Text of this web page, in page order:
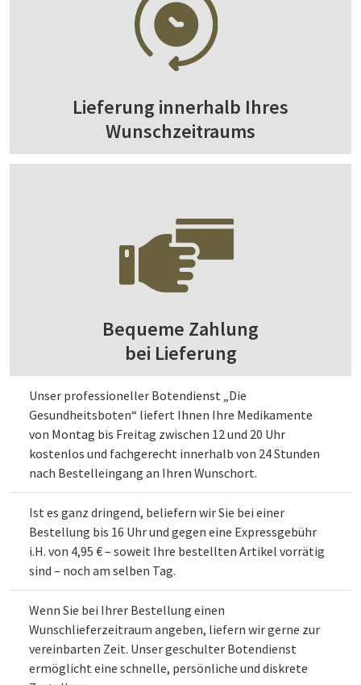
Lieferung innerhalb Ihres
Wunschzeitraums
Bequeme Zahlung
bei Lieferung
Unser professioneller Botendienst „Die
Gesundheitsboten“ liefert Ihnen Ihre Medikamente
von Montag bis Freitag zwischen 12 und 20 Uhr
kostenlos und fachgerecht innerhalb von 24 Stunden
nach Bestelleingang an Ihren Wunschort.
Ist es ganz dringend, beliefern wir Sie bei einer
Bestellung bis 16 Uhr und gegen eine Expressgebühr
i.H. von 4,95 € – soweit Ihre bestellten Artikel vorrätig
sind – noch am selben Tag.
Wenn Sie bei Ihrer Bestellung einen
Wunschlieferzeitraum angeben, liefern wir gerne zur
vereinbarten Zeit. Unser geschulter Botendienst
ermöglicht eine schnelle, persönliche und diskrete